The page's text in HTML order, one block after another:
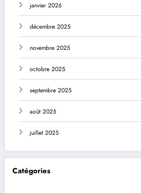
janvier 2026
décembre 2025
novembre 2025
octobre 2025
septembre 2025
août 2025
juillet 2025
Catégories